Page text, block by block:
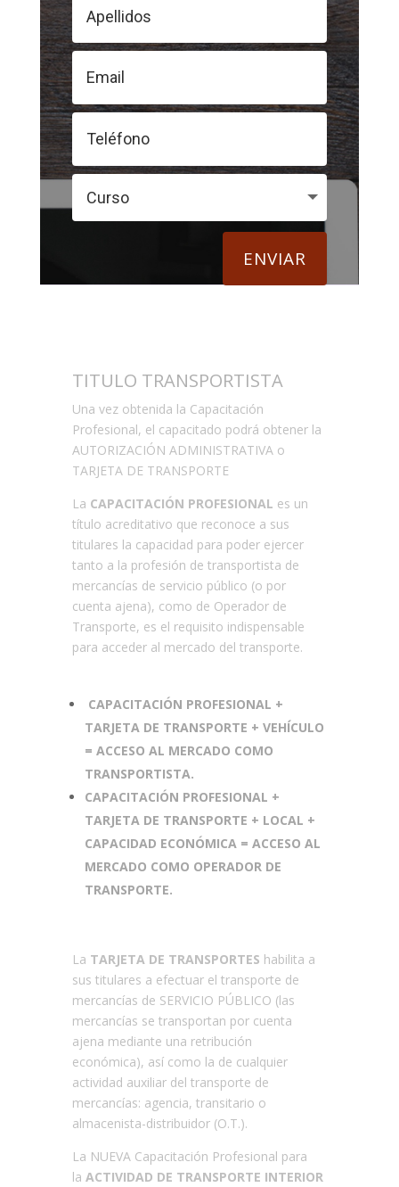
ENVIAR
TITULO TRANSPORTISTA
Una vez obtenida la Capacitación
Profesional, el capacitado podrá obtener la
AUTORIZACIÓN ADMINISTRATIVA o
TARJETA DE TRANSPORTE
La CAPACITACIÓN PROFESIONAL es un
título acreditativo que reconoce a sus
titulares la capacidad para poder ejercer
tanto a la profesión de transportista de
mercancías de servicio público (o por
cuenta ajena), como de Operador de
Transporte, es el requisito indispensable
para acceder al mercado del transporte.
CAPACITACIÓN PROFESIONAL +
TARJETA DE TRANSPORTE + VEHÍCULO
= ACCESO AL MERCADO COMO
TRANSPORTISTA.
CAPACITACIÓN PROFESIONAL +
TARJETA DE TRANSPORTE + LOCAL +
CAPACIDAD ECONÓMICA = ACCESO AL
MERCADO COMO OPERADOR DE
TRANSPORTE.
La TARJETA DE TRANSPORTES habilita a
sus titulares a efectuar el transporte de
mercancías de SERVICIO PÚBLICO (las
mercancías se transportan por cuenta
ajena mediante una retribución
económica), así como la de cualquier
actividad auxiliar del transporte de
mercancías: agencia, transitario o
almacenista-distribuidor (O.T.).
La NUEVA Capacitación Profesional para
la ACTIVIDAD DE TRANSPORTE INTERIOR